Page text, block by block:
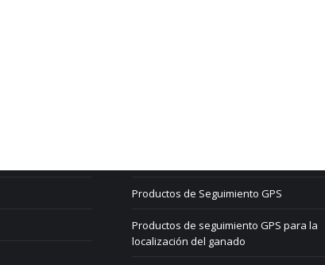
Productos de Seguimiento GPS
Productos de seguimiento GPS para la
localización del ganado